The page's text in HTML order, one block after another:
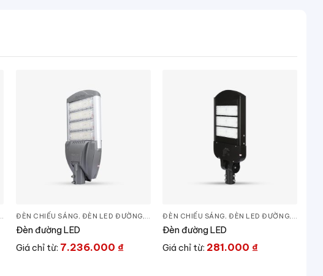
THIẾT BỊ CHIẾU SÁNG
ĐÈN CHIẾU SÁNG, ĐÈN LED ĐƯỜNG, THIẾT BỊ CHIẾU SÁNG
Đèn đường LED
Giá chỉ từ: 7.236.000 ₫
ĐÈN CHIẾU SÁNG,ĐÈN LED ĐƯỜNG, THIẾT
Đèn đường LED
Giá chỉ từ: 281.000 ₫